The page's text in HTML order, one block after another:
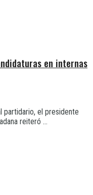
en internas
partidario, el presidente
reiteró ...